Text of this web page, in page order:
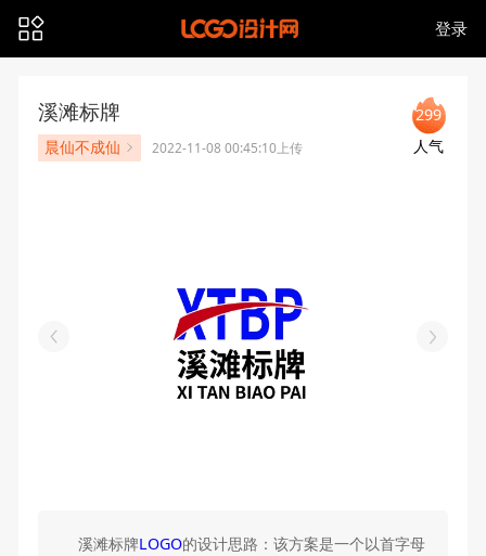
登录
溪滩标牌
晨仙不成仙 2022-11-08 00:45:10上传
299
人气
溪滩标牌LOGO的设计思路：该方案是一个以首字母